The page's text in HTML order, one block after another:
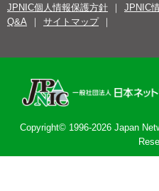
JPNIC個人情報保護方針
JPNIC
Q&A
サイトマップ
Copyright© 1996-2026 Japan